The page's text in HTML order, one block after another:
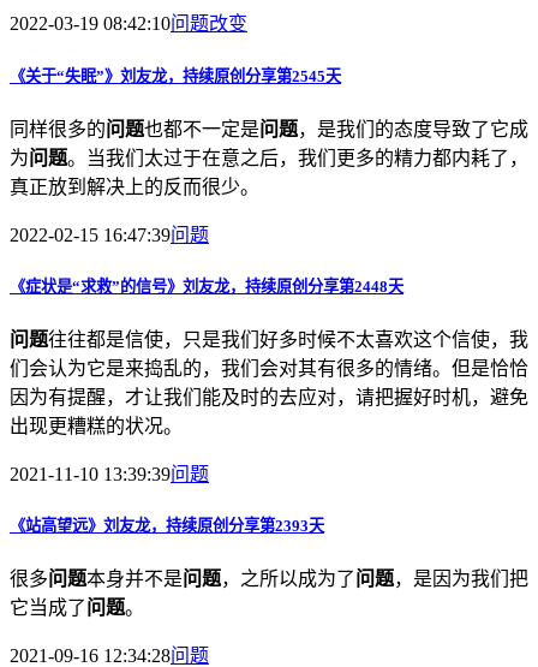
2022-03-19 08:42:10问题改变
《关于“失眠”》刘友龙，持续原创分享第2545天
同样很多的问题也都不一定是问题，是我们的态度导致了它成
为问题。当我们太过于在意之后，我们更多的精力都内耗了，
真正放到解决上的反而很少。
2022-02-15 16:47:39问题
《症状是“求救”的信号》刘友龙，持续原创分享第2448天
问题往往都是信使，只是我们好多时候不太喜欢这个信使，我
们会认为它是来捣乱的，我们会对其有很多的情绪。但是恰恰
因为有提醒，才让我们能及时的去应对，请把握好时机，避免
出现更糟糕的状况。
2021-11-10 13:39:39问题
《站高望远》刘友龙，持续原创分享第2393天
很多 问题本身并不是 问题，之所以成为了 问题，是因为我们把
它当成了 问题。
2021-09-16 12:34:28问题